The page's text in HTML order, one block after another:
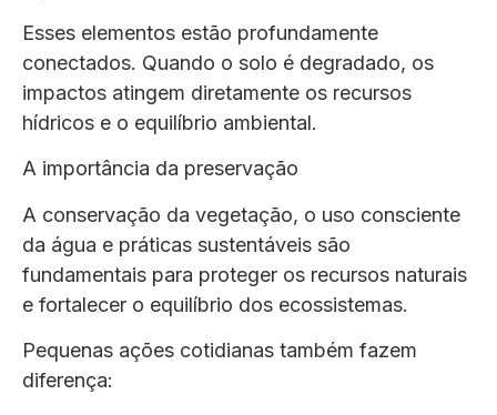
Esses elementos estão profundamente
conectados. Quando o solo é degradado, os
impactos atingem diretamente os recursos
hídricos e o equilíbrio ambiental.
A importância da preservação
A conservação da vegetação, o uso consciente
da água e práticas sustentáveis são
fundamentais para proteger os recursos naturais
e fortalecer o equilíbrio dos ecossistemas.
Pequenas ações cotidianas também fazem
diferença: